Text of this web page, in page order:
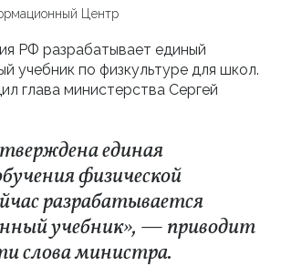
Центр
РФ разрабатывает единый
учебник по физкультуре для школ.
глава министерства Сергей
единая
физической
разрабатывается
учебник», — приводит
слова министра.